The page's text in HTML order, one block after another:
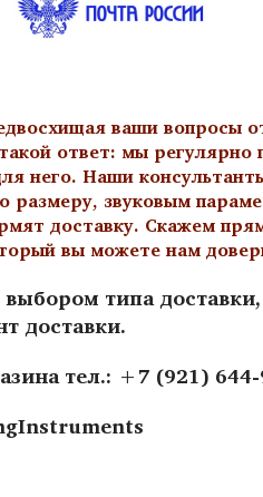
ваши вопросы
ответ: мы
него. Наши
размеру, звуковым
доставку. Скажем
вы можете нам
выбором типа
доставки.
тел.: +7 (921)